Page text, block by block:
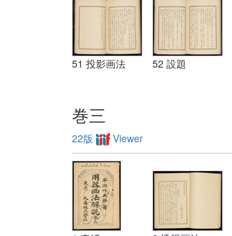
51 投影画法 52 設題
巻三
22版 Viewer